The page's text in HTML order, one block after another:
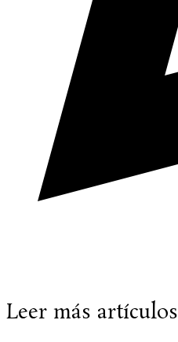
Leer más artículos